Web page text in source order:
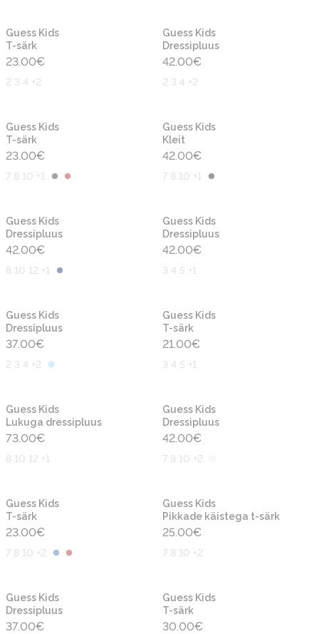
Guess Kids
T-särk
23.00€
2 3 4 +2
Guess Kids
Dressipluus
42.00€
2 3 4 +2
Guess Kids
T-särk
23.00€
7 8 10 +1
Guess Kids
Kleit
42.00€
7 8 10 +1
Guess Kids
Dressipluus
42.00€
8 10 12 +1
Guess Kids
Dressipluus
42.00€
3 4 5 +1
Guess Kids
Dressipluus
37.00€
2 3 4 +2
Guess Kids
T-särk
21.00€
3 4 5 +1
Guess Kids
Lukuga dressipluus
73.00€
8 10 12 +1
Guess Kids
Dressipluus
42.00€
7 8 10 +2
Guess Kids
T-särk
23.00€
7 8 10 +2
Guess Kids
Pikkade käistega t-särk
25.00€
7 8 10 +2
Guess Kids
Dressipluus
37.00€
Guess Kids
T-särk
30.00€